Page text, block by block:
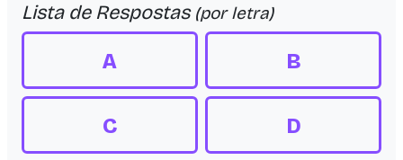
Lista de Respostas (por letra)
A B
C D